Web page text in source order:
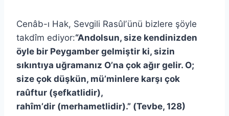
Cenâb-ı Hak, Sevgili Rasûlʼünü bizlere şöyle
takdîm ediyor:“Andolsun, size kendinizden
öyle bir Peygamber gelmiştir ki, sizin
sıkıntıya uğramanız O’na çok ağır gelir. O;
size çok düşkün, mü’minlere karşı çok
raûftur (şefkatlidir),
rahîmʼdir (merhametlidir).” (Tevbe, 128)